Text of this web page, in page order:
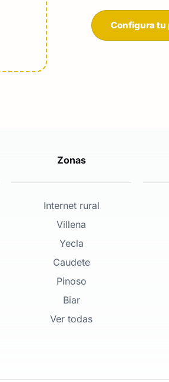
Configura tu
Zonas
Internet rural
Villena
Yecla
Caudete
Pinoso
Biar
Ver todas